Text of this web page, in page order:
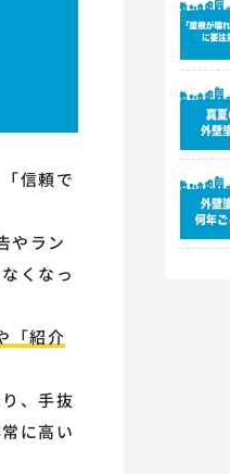
信頼で
やラン
くなっ
「紹介
、手抜
に高い